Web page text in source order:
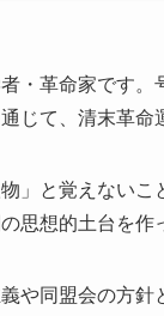
・革命家です。
じて、清末革命
」と覚えないこ
思想的土台を作
や同盟会の方針